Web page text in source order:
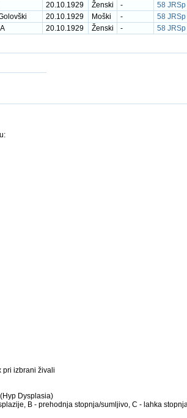
20.10.1929 Ženski -
58 JRSp
20.10.1929 Moški -
58 JRSp
20.10.1929 Ženski - 58 JRSp
pri izbrani živali
Dysplasia)
B - prehodnja stopnja/sumljivo, C - lahka